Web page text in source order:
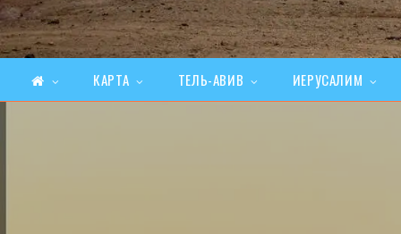
КАРТА ТЕЛЬ-АВИВ ИЕРУСАЛИМ